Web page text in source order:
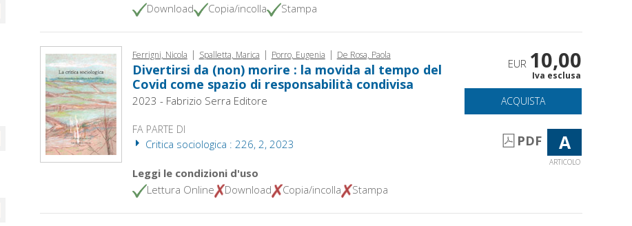
Download
Copia/incolla Stampa
Ferrigni, Nicola | Spalletta, Marica | Porro, Eugenia | De Rosa, Paola
Divertirsi da (non) morire : la movida al tempo del
Covid come spazio di responsabilità condivisa
2023 - Fabrizio Serra Editore
FA PARTE DI
Critica sociologica : 226, 2, 2023
Leggi le condizioni d'uso
Lettura Online
Download Copia/incolla Stampa
EUR 10,00
Iva esclusa
ACQUISTA
PDF A
ARTICOLO